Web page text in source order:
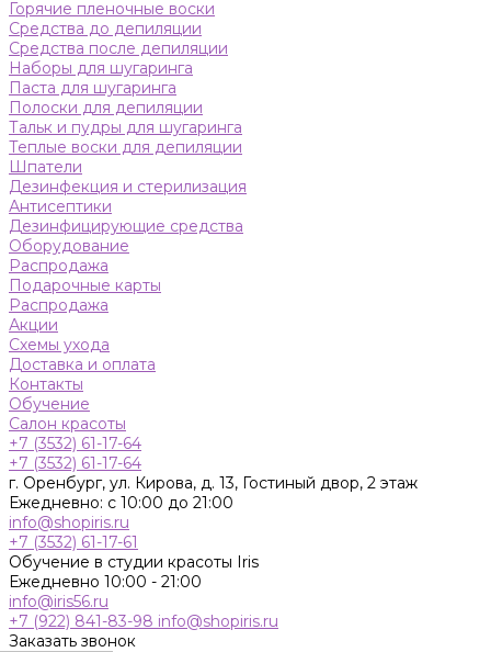
Горячие пленочные воски
Средства до депиляции
Средства после депиляции
Наборы для шугаринга
Паста для шугаринга
Полоски для депиляции
Тальк и пудры для шугаринга
Теплые воски для депиляции
Шпатели
Дезинфекция и стерилизация
Антисептики
Дезинфицирующие средства
Оборудование
Распродажа
Подарочные карты
Распродажа
Акции
Схемы ухода
Доставка и оплата
Контакты
Обучение
Салон красоты
+7 (3532) 61-17-64
+7 (3532) 61-17-64
г. Оренбург, ул. Кирова, д. 13, Гостиный двор, 2 этаж
Ежедневно: с 10:00 до 21:00
info@shopiris.ru
+7 (3532) 61-17-61
Обучение в студии красоты Iris
Ежедневно 10:00 - 21:00
info@iris56.ru
+7 (922) 841-83-98 info@shopiris.ru
Заказать звонок